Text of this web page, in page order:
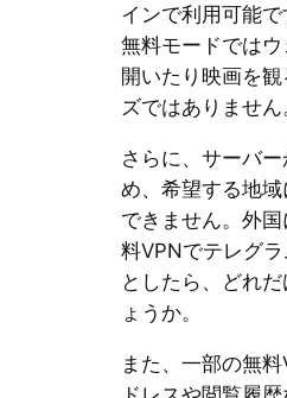
インで利用可能で
無料モードでは
開いたり映画を
ズではありません
さらに、サーバ
め、希望する地
できません。外
料VPNでテレグ
としたら、どれ
ょうか。
また、一部の無